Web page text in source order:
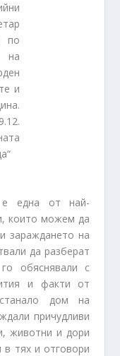
по
на
и
е една от най-
които можем да
зараждането на
да разберат
обяснявали с
и факти от
дом на
причудливи
животни и дори
в тях и отговори